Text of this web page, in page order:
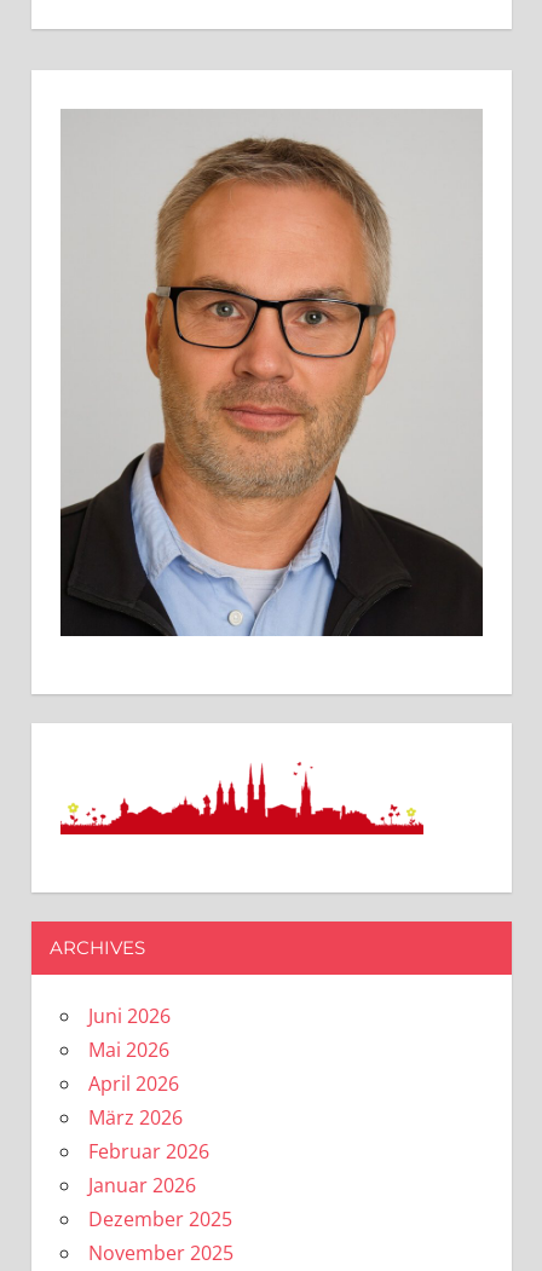
ARCHIVES
Juni 2026
Mai 2026
April 2026
März 2026
Februar 2026
Januar 2026
Dezember 2025
November 2025